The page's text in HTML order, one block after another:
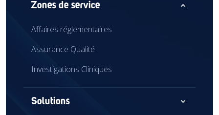
Zones de service expand_less
Affaires réglementaires
Assurance Qualité
Investigations Cliniques
Solutions expand_more